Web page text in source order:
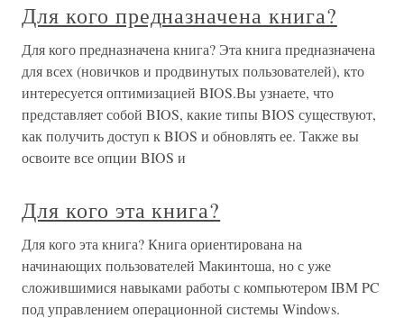
Для кого предназначена книга?
Для кого предназначена книга? Эта книга предназначена
для всех (новичков и продвинутых пользователей), кто
интересуется оптимизацией BIOS.Вы узнаете, что
представляет собой BIOS, какие типы BIOS существуют,
как получить доступ к BIOS и обновлять ее. Также вы
освоите все опции BIOS и
Для кого эта книга?
Для кого эта книга? Книга ориентирована на
начинающих пользователей Макинтоша, но с уже
сложившимися навыками работы с компьютером IBM PC
под управлением операционной системы Windows.